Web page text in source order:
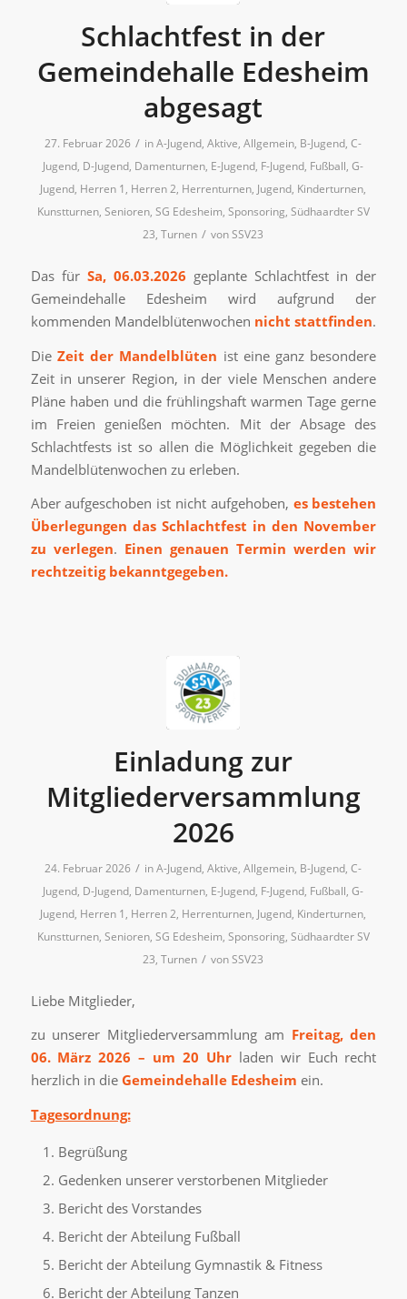
Schlachtfest in der
Gemeindehalle Edesheim
abgesagt
27. Februar 2026 / inA-Jugend,Aktive,Allgemein, B-Jugend,C-
Jugend, D-Jugend, Damenturnen, E-Jugend, F-Jugend, Fußball,G-
Jugend, Herren 1 , Herren 2, Herrenturnen, Jugend, Kinderturnen,
Kunstturnen, Senioren, SG Edesheim, Sponsoring, Südhaardter SV
23,Turnen / vonSSV23
Das für Sa, 06.03.2026 geplante Schlachtfest in der
Gemeindehalle Edesheim wird aufgrund der
kommenden Mandelblütenwochen nicht stattfinden.
Die Zeit der Mandelblüten ist eine ganz besondere
Zeit in unserer Region, in der viele Menschen andere
Pläne haben und die frühlingshaft warmen Tage gerne
im Freien genießen möchten. Mit der Absage des
Schlachtfests ist so allen die Möglichkeit gegeben die
Mandelblütenwochen zu erleben.
Aber aufgeschoben ist nicht aufgehoben, es bestehen
Überlegungen das Schlachtfest in den November
zu verlegen. Einen genauen Termin werden wir
rechtzeitig bekanntgegeben.
Einladung zur
Mitgliederversammlung
2026
24. Februar 2026 / inA-Jugend,Aktive,Allgemein, B-Jugend,C-
Jugend, D-Jugend, Damenturnen, E-Jugend, F-Jugend, Fußball,G-
Jugend, Herren 1 , Herren 2, Herrenturnen, Jugend, Kinderturnen,
Kunstturnen, Senioren, SG Edesheim, Sponsoring, Südhaardter SV
23,Turnen / vonSSV23
Liebe Mitglieder,
zu unserer Mitgliederversammlung am Freitag, den
06. März 2026 – um 20 Uhrladen wir Euch recht
herzlich in die Gemeindehalle Edesheim ein.
Tagesordnung:
Begrüßung
Gedenken unserer verstorbenen Mitglieder
Bericht des Vorstandes
Bericht der Abteilung Fußball
Bericht der Abteilung Gymnastik & Fitness
Bericht der Abteilung Tanzen